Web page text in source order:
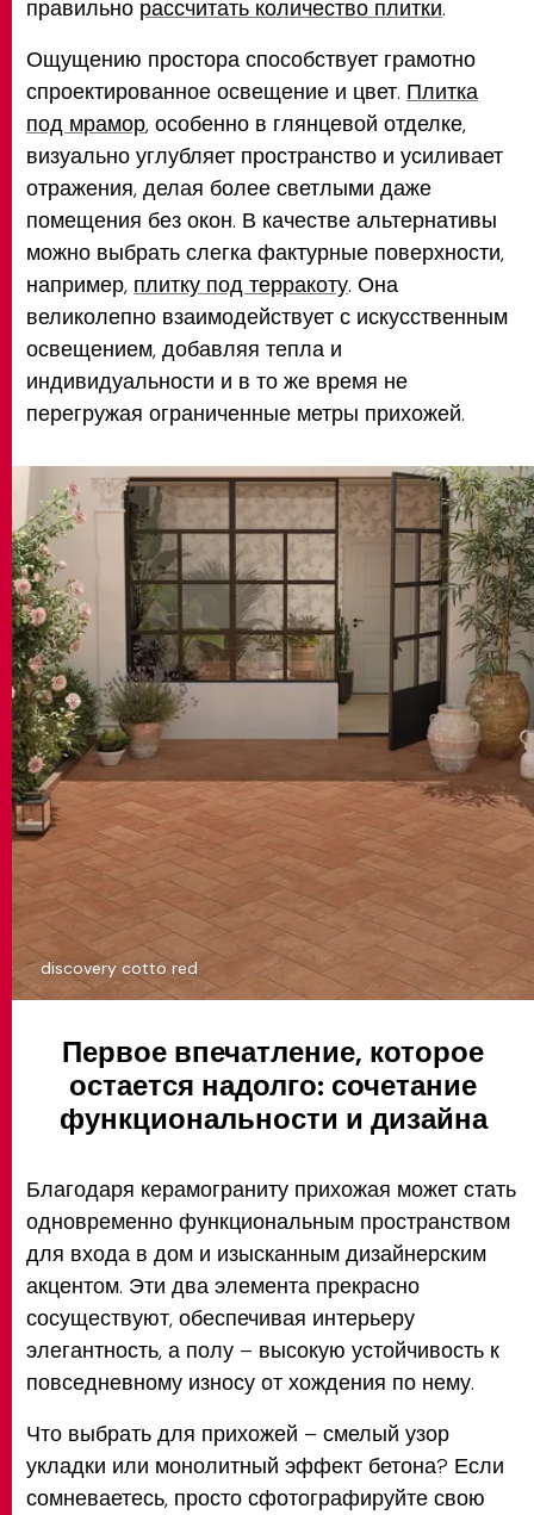
discovery cotto red
правильно рассчитать количество плитки.
Ощущению простора способствует грамотно
спроектированное освещение и цвет. Плитка
под мрамор, особенно в глянцевой отделке,
визуально углубляет пространство и усиливает
отражения, делая более светлыми даже
помещения без окон. В качестве альтернативы
можно выбрать слегка фактурные поверхности,
например, плитку под терракоту. Она
великолепно взаимодействует с искусственным
освещением, добавляя тепла и
индивидуальности и в то же время не
перегружая ограниченные метры прихожей.
Первое впечатление, которое
остается надолго: сочетание
функциональности и дизайна
Благодаря керамограниту прихожая может стать
одновременно функциональным пространством
для входа в дом и изысканным дизайнерским
акцентом. Эти два элемента прекрасно
сосуществуют, обеспечивая интерьеру
элегантность, а полу – высокую устойчивость к
повседневному износу от хождения по нему.
Что выбрать для прихожей – смелый узор
укладки или монолитный эффект бетона? Если
сомневаетесь, просто сфотографируйте свою